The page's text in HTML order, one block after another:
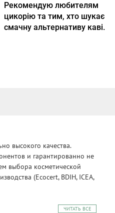
Рекомендую любителям
цикорію та тим, хто шукає
смачну альтернативу каві.
высокого качества.
и гарантированно не
выбора косметической
(Ecocert, BDIH, ICEA,
ЧИТАТЬ ВСЕ